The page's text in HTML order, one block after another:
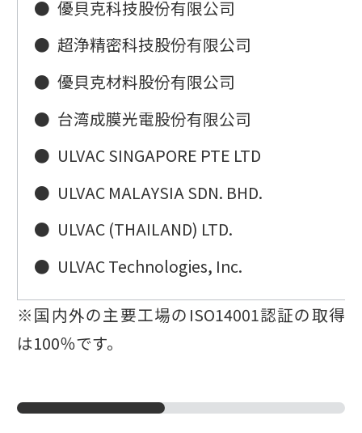
● 優貝克科技股份有限公司
● 超浄精密科技股份有限公司
● 優貝克材料股份有限公司
● 台湾成膜光電股份有限公司
● ULVAC SINGAPORE PTE LTD
● ULVAC MALAYSIA SDN. BHD.
● ULVAC (THAILAND) LTD.
● ULVAC Technologies, Inc.
※国内外の主要工場のISO14001認証の取得
は100％です。